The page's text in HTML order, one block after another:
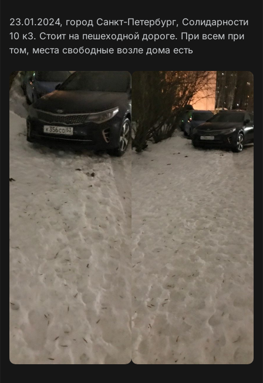
23.01.2024, город Санкт-Петербург, Солидарности
10 к3. Стоит на пешеходной дороге. При всем при
том, места свободные возле дома есть